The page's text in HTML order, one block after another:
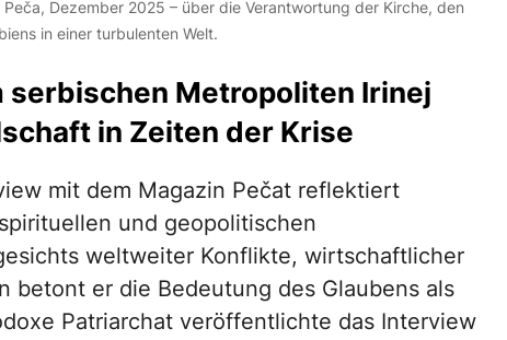
Dezember 2025 – über die Verantwortung der Kirche, den
in einer turbulenten Welt.
Metropoliten Irinej
in Zeiten der Krise
mit dem Magazin Pečat reflektiert
und geopolitischen
weltweiter Konflikte, wirtschaftlicher
betont er die Bedeutung des Glaubens als
Patriarchat veröffentlichte das Interview